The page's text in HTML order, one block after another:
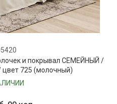
и покрывал СЕМЕЙНЫЙ /
цвет 725 (молочный)